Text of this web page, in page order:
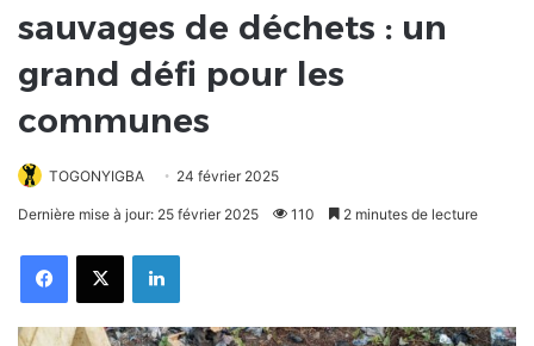
sauvages de déchets : un
grand défi pour les
communes
TOGONYIGBA 24 février 2025
Dernière mise à jour: 25 février 2025 110 2 minutes de lecture
FacebookX Linkedin